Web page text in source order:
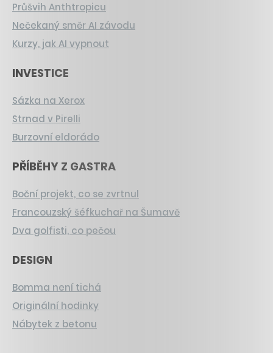
Průšvih Anthtropicu
Nečekaný směr AI závodu
Kurzy, jak AI vypnout
INVESTICE
Sázka na Xerox
Strnad v Pirelli
Burzovní eldorádo
PŘÍBĚHY Z GASTRA
Boční projekt, co se zvrtnul
Francouzský šéfkuchař na Šumavě
Dva golfisti, co pečou
DESIGN
Bomma není tichá
Originální hodinky
Nábytek z betonu